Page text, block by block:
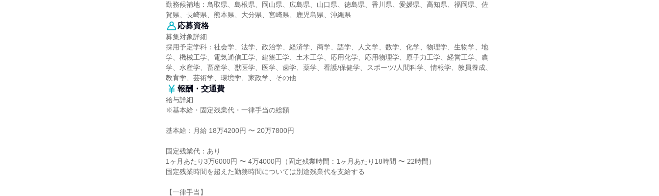
勤務候補地：鳥取県、島根県、岡山県、広島県、山口県、徳島県、香川県、愛媛県、高知県、福岡県、佐
賀県、長崎県、熊本県、大分県、宮崎県、鹿児島県、沖縄県
応募資格
募集対象詳細
採用予定学科：社会学、法学、政治学、経済学、商学、語学、人文学、数学、化学、物理学、生物学、地
学、機械工学、電気通信工学、建築工学、土木工学、応用化学、応用物理学、原子力工学、経営工学、農
学、水産学、畜産学、獣医学、医学、歯学、薬学、看護/保健学、スポーツ/人間科学、情報学、教員養成、
教育学、芸術学、環境学、家政学、その他
報酬・交通費
給与詳細
※基本給・固定残業代・一律手当の総額
基本給：月給 18万4200円 〜 20万7800円
固定残業代：あり
1ヶ月あたり3万6000円 〜 4万4000円（固定残業時間：1ヶ月あたり18時間 〜 22時間）
固定残業時間を超えた勤務時間については別途残業代を支給する
【一律手当】